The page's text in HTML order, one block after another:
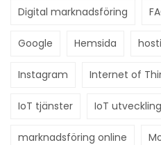
Digital marknadsföring
Google Hemsida
Instagram Internet of
IoT tjänster IoT utveckling
marknadsföring online